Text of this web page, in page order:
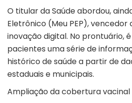
O titular da Saúde abordou,
Eletrônico (Meu PEP), vencedor
inovação digital. No prontuário,
pacientes uma série de
histórico de saúde a partir de
estaduais e municipais.
Ampliação da cobertura vacinal